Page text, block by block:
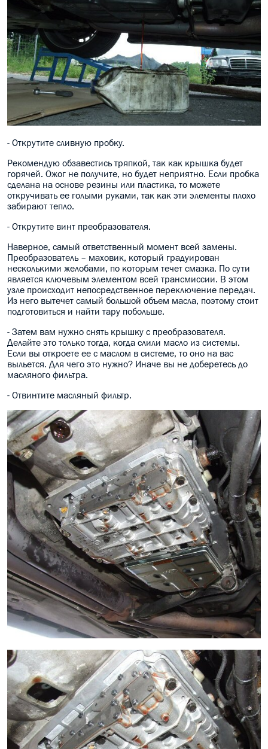
- Открутите сливную пробку.
Рекомендую обзавестись тряпкой, так как крышка будет
горячей. Ожог не получите, но будет неприятно. Если пробка
сделана на основе резины или пластика, то можете
откручивать ее голыми руками, так как эти элементы плохо
забирают тепло.
- Открутите винт преобразователя.
Наверное, самый ответственный момент всей замены.
Преобразователь – маховик, который градуирован
несколькими желобами, по которым течет смазка. По сути
является ключевым элементом всей трансмиссии. В этом
узле происходит непосредственное переключение передач.
Из него вытечет самый большой объем масла, поэтому стоит
подготовиться и найти тару побольше.
- Затем вам нужно снять крышку с преобразователя.
Делайте это только тогда, когда слили масло из системы.
Если вы откроете ее с маслом в системе, то оно на вас
выльется. Для чего это нужно? Иначе вы не доберетесь до
масляного фильтра.
- Отвинтите масляный фильтр.